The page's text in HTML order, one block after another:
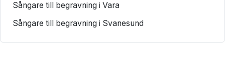
Sångare till begravning i Vara
Sångare till begravning i Svanesund